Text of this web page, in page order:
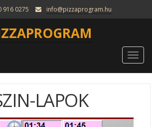
916 0275 info@pizzaprogram.hu
LAPOK